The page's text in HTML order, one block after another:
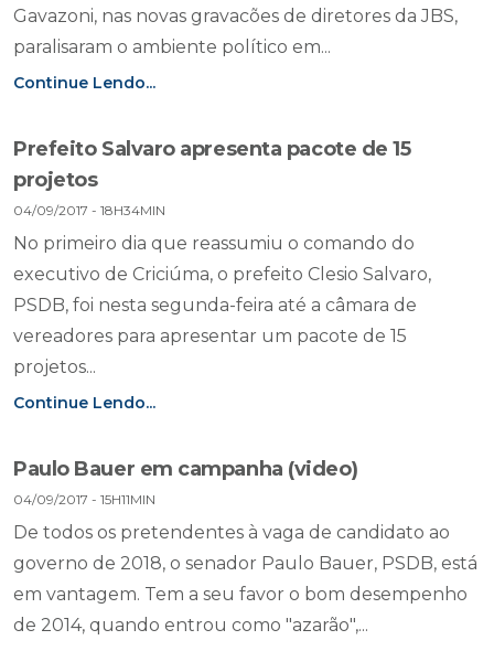
Gavazoni, nas novas gravacões de diretores da JBS,
paralisaram o ambiente político em...
Continue Lendo...
Prefeito Salvaro apresenta pacote de 15
projetos
04/09/2017 - 18H34MIN
No primeiro dia que reassumiu o comando do
executivo de Criciúma, o prefeito Clesio Salvaro,
PSDB, foi nesta segunda-feira até a câmara de
vereadores para apresentar um pacote de 15
projetos...
Continue Lendo...
Paulo Bauer em campanha (video)
04/09/2017 - 15H11MIN
De todos os pretendentes à vaga de candidato ao
governo de 2018, o senador Paulo Bauer, PSDB, está
em vantagem. Tem a seu favor o bom desempenho
de 2014, quando entrou como "azarão",...